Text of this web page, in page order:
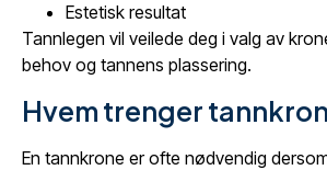
Estetisk resultat
Tannlegen vil veilede deg i valg av
behov og tannens plassering.
Hvem trenger
En tannkrone er ofte nødvendig